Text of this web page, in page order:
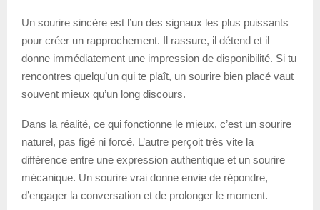
Un sourire sincère est l’un des signaux les plus puissants
pour créer un rapprochement. Il rassure, il détend et il
donne immédiatement une impression de disponibilité. Si tu
rencontres quelqu’un qui te plaît, un sourire bien placé vaut
souvent mieux qu’un long discours.
Dans la réalité, ce qui fonctionne le mieux, c’est un sourire
naturel, pas figé ni forcé. L’autre perçoit très vite la
différence entre une expression authentique et un sourire
mécanique. Un sourire vrai donne envie de répondre,
d’engager la conversation et de prolonger le moment.